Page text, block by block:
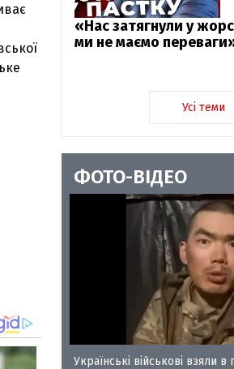
«Нас затягнули у
ми не маємо
Усі теми
ФОТО-ВІДЕО
35
Українські військові взяли